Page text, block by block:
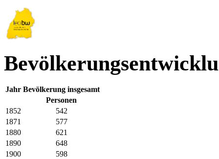
Jahr Bevölkerung insgesamt
Personen
1852
542
1871
577
1880
621
1890
648
1900
598